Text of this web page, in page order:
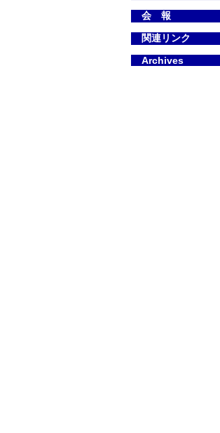
会 報
関連リンク
Archives